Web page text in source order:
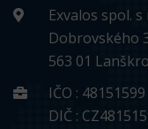
Exvalos spol. s
Dobrovského
563 01
IČO : 48151599
DIČ :